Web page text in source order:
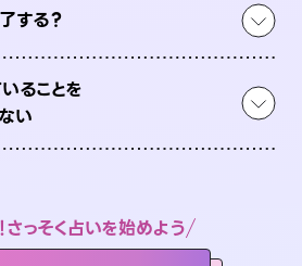
する？
ることを
い
っそく占いを始めよう